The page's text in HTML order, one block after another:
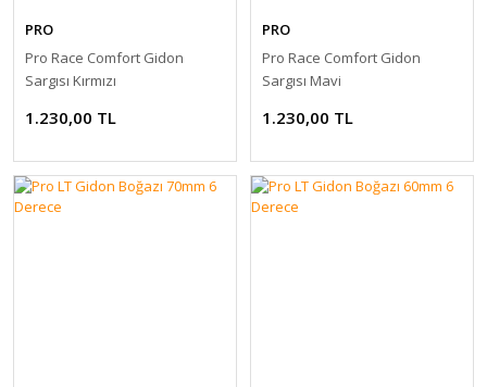
PRO
Pro Race Comfort Gidon
Sargısı Kırmızı
1.230,00 TL
PRO
Pro Race Comfort Gidon
Sargısı Mavi
1.230,00 TL